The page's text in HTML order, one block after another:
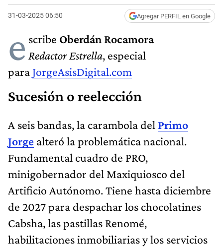
31-03-2025 06:50 Agregar PERFIL en Google
e scribe Oberdán Rocamora
Redactor Estrella, especial
para JorgeAsisDigital.com
Sucesión o reelección
A seis bandas, la carambola del Primo
Jorge alteró la problemática nacional.
Fundamental cuadro de PRO,
minigobernador del Maxiquiosco del
Artificio Autónomo. Tiene hasta diciembre
de 2027 para despachar los chocolatines
Cabsha, las pastillas Renomé,
habilitaciones inmobiliarias y los servicios